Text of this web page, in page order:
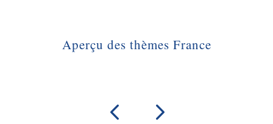
Aperçu des thèmes France